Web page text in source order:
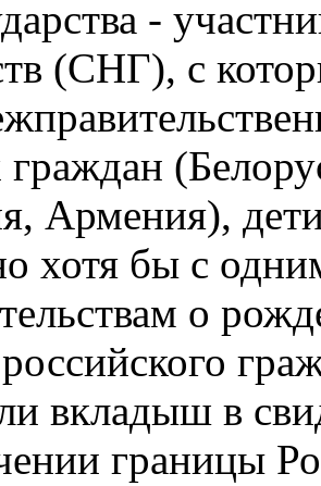
-
(СНГ), с
граждан
Армения),
хотя бы с
о
вкладыш в
границы